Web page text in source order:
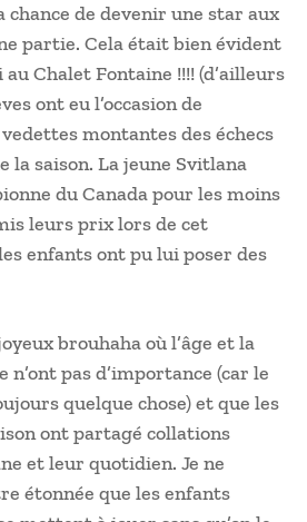
de devenir une star aux
partie. Cela était bien évident
Chalet Fontaine !!!! (d’ailleurs
ont eu l’occasion de
montantes des échecs
la saison. La jeune Svitlana
du Canada pour les moins
leurs prix lors de cet
enfants ont pu lui poser des
brouhaha où l’âge et la
n’ont pas d’importance (car le
quelque chose) et que les
ont partagé collations
et leur quotidien. Je ne
étonnée que les enfants